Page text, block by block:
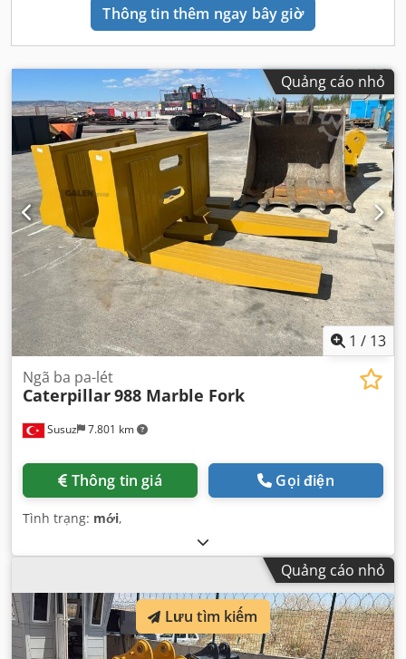
Thông tin thêm ngay bây giờ
Quảng cáo nhỏ
1 / 13
Susuz 7.801 km
Ngã ba pa-lét
Caterpillar988 Marble Fork
Thông tin giá Gọi điện
Tình trạng: mới,
Quảng cáo nhỏ
Lưu tìm kiếm